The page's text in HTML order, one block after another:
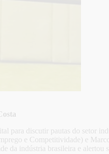
para discutir pautas do setor
e Competitividade) e
da indústria brasileira e alertou